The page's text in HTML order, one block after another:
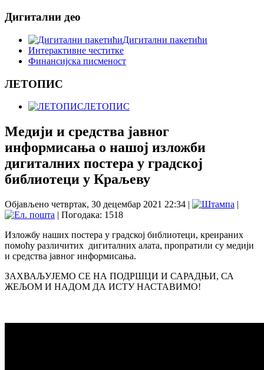
Дигитални део
Дигитални пакетићи
Интерактивне честитке
Финансијска писменост
ЛЕТОПИС
ЛЕТОПИС
Медији и средства јавног
информисања о нашој изложби
дигиталних постера у градској
библиотеци у Краљеву
Објављено четвртак, 30 децембар 2021 22:34 |
|
| Погодака: 1518
Изложбу наших постера у градској библиотеци, креираних
помоћу различитих дигиталних алата, пропратили су медији
и средства јавног информисања.
ЗАХВАЉУЈЕМО СЕ НА ПОДРШЦИ И САРАДЊИ, СА
ЖЕЉОМ И НАДОМ ДА ИСТУ НАСТАВИМО!